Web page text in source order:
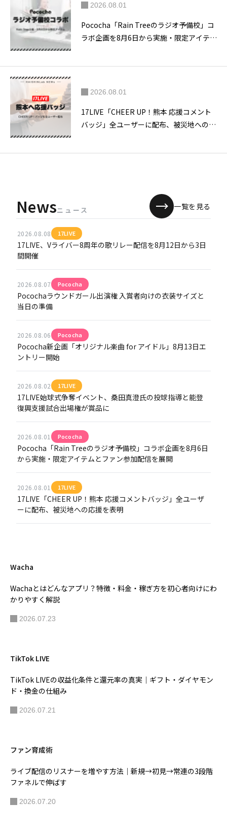
2026.08.01
Pococha「Rain Treeのラジオ予備校」コ
ラボ企画を8月6日から実施・限定アイテム
2026.08.01
17LIVE「CHEER UP！熊本 応援コメント
バッジ」全ユーザーに配布、被災地への応
Newsニュース 一覧を見る
2026.08.08 17LIVE
17LIVE、Vライバー8周年の歌リレー配信を8月12日から3日
間開催
2026.08.07 Pococha
Pocochaラウンドガール出演権 入賞者向けの衣装サイズと
当日の準備
2026.08.06 Pococha
Pococha新企画「オリジナル楽曲 for アイドル」8月13日エ
ントリー開始
2026.08.02 17LIVE
17LIVE始球式争奪イベント、桑田真澄氏の投球指導と能登
復興支援試合出場権が賞品に
2026.08.01 Pococha
Pococha「Rain Treeのラジオ予備校」コラボ企画を8月6日
から実施・限定アイテムとファン参加配信を展開
2026.08.01 17LIVE
17LIVE「CHEER UP！熊本 応援コメントバッジ」全ユーザ
ーに配布、被災地への応援を表明
Wacha
Wachaとはどんなアプリ？特徴・料金・稼ぎ方を初心者向けにわ
かりやすく解説
2026.07.23
TikTok LIVE
TikTok LIVEの収益化条件と還元率の真実｜ギフト・ダイヤモン
ド・換金の仕組み
2026.07.21
ファン育成術
ライブ配信のリスナーを増やす方法｜新規→初見→常連の3段階
ファネルで伸ばす
2026.07.20
視聴チケットの詳細
ライバーにとっての意義
リスナーにとっての意義
ミクチャについて